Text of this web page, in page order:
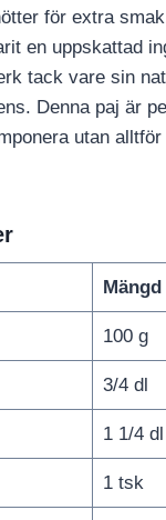
för extra
en uppskattad
tack vare sin
Denna paj är
utan
Mängd
100 g
3/4 dl
1 1/4 dl
1 tsk